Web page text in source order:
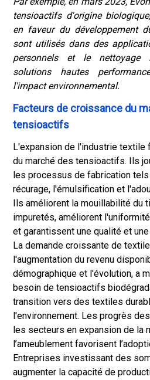
tensioactifs d'origine
en faveur du développement
sont utilisés dans des
personnels et le nettoyage
solutions hautes
l'impact environnemental.
Facteurs de croissance du
tensioactifs
L'expansion de l'industrie textile
du marché des tensioactifs. Ils
les processus de fabrication
récurage, l'émulsification et
Ils améliorent la mouillabilité du
impuretés, améliorent
et garantissent une qualité et
La demande croissante de
l'augmentation du revenu
démographique et l'évolution, a
besoin de tensioactifs
transition vers des textiles
l'environnement. Les progrès
les secteurs en expansion de la
l’ameublement favorisent
Entreprises investissant des
augmenter la capacité de